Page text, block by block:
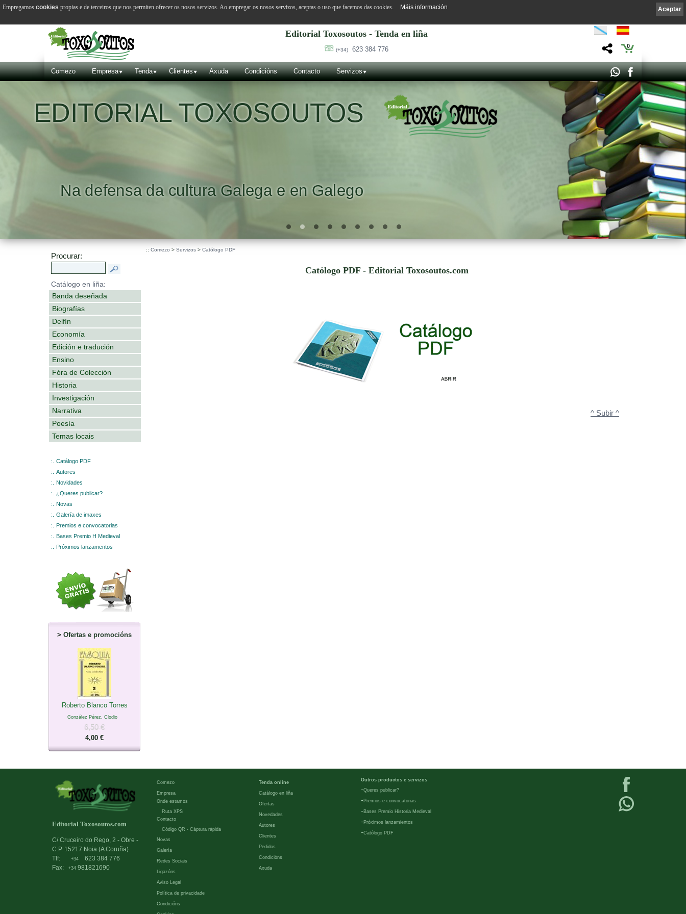
Editorial Toxosoutos - Tenda en liña
(+34) 623 384 776 0
Comezo Empresa Tenda Clientes Axuda Condicións Contacto Servizos
EDITORIAL TOXOSOUTOS
Na defensa da cultura Galega e en Galego
Procurar:
Catálogo en liña:
Banda deseñada
Biografías
Delfín
Economía
Edición e tradución
Ensino
Fóra de Colección
Historia
Investigación
Narrativa
Poesía
Temas locais
:.
Catálogo PDF
:.
Autores
:.
Novidades
:.
¿Queres publicar?
:.
Novas
:.
Galería de imaxes
:.
Premios e convocatorias
:.
Bases Premio H Medieval
:.
Próximos lanzamentos
> Ofertas e promocións
Roberto Blanco Torres
González Pérez, Clodio
6,50 €
4,00 €
:: Comezo > Servizos > Católogo PDF
Católogo PDF - Editorial Toxosoutos.com
^ Subir ^
Editorial Toxosoutos.com
C/ Cruceiro do Rego, 2 - Obre -
C.P. 15217 Noia (A Coruña)
Tlf:
+34
623 384 776
Fax:
+34 981821690
Comezo
Empresa
Onde estamos
Ruta XPS
Contacto
Código QR - Cáptura rápida
Novas
Galería
Redes Sociais
Ligazóns
Aviso Legal
Política de privacidade
Condicións
Tenda online
Catálogo en liña
Ofertas
Novedades
Autores
Clientes
Pedidos
Condicións
Axuda
Outros productos e servizos
-Queres publicar?
- Premios e convocatorias
- Bases Premio Historia Medieval
- Próximos lanzamientos
-Católogo PDF
Aceptar
Empregamos cookies propias e de terceiros que nos permiten ofrecer os nosos servizos. Ao empregar os nosos servizos, aceptas o uso que facemos das cookies. Máis información